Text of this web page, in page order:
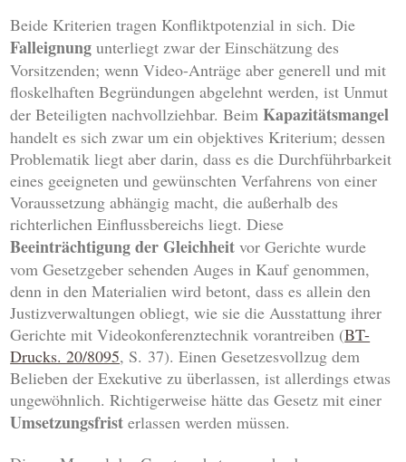
Beide Kriterien tragen Konfliktpotenzial in sich. Die
Falleignung unterliegt zwar der Einschätzung des
Vorsitzenden; wenn Video-Anträge aber generell und mit
floskelhaften Begründungen abgelehnt werden, ist Unmut
der Beteiligten nachvollziehbar. BeimKapazitätsmangel
handelt es sich zwar um ein objektives Kriterium; dessen
Problematik liegt aber darin, dass es die Durchführbarkeit
eines geeigneten und gewünschten Verfahrens von einer
Voraussetzung abhängig macht, die außerhalb des
richterlichen Einflussbereichs liegt. Diese
Beeinträchtigung der Gleichheitvor Gerichte wurde
vom Gesetzgeber sehenden Auges in Kauf genommen,
denn in den Materialien wird betont, dass es allein den
Justizverwaltungen obliegt, wie sie die Ausstattung ihrer
Gerichte mit Videokonferenztechnik vorantreiben (BT-
Drucks. 20/8095, S. 37). Einen Gesetzesvollzug dem
Belieben der Exekutive zu überlassen, ist allerdings etwas
ungewöhnlich. Richtigerweise hätte das Gesetz mit einer
Umsetzungsfrist erlassen werden müssen.